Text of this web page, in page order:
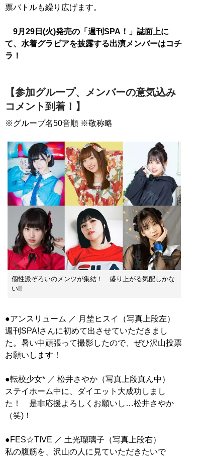
票バトルも繰り広げます。
9月29日(火)発売の「週刊SPA！」誌面上に
て、水着グラビアを披露する出演メンバーはコチ
ラ！
【参加グループ、メンバーの意気込み
コメント到着！】
※グループ名50音順 ※敬称略
個性派ぞろいのメンツが集結！ 盛り上がる気配しかな
い!!
●アンスリューム ／ 月埜ヒスイ（写真上段左）
週刊SPA!さんに初めて出させていただきまし
た。暑い中頑張って撮影したので、ぜひ沢山投票
お願いします！
●転校少女* ／ 松井さやか（写真上段真ん中）
ステイホーム中に、ダイエット大成功しまし
た！ 是非応援よろしくお願いし…松井さやか
（笑)！
●FES☆TIVE ／ 土光瑠璃子（写真上段右）
私の腹筋を、沢山の人に見ていただきたいで